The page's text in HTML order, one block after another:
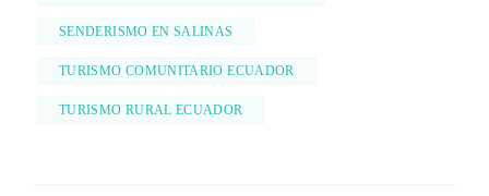
SENDERISMO EN SALINAS
TURISMO COMUNITARIO ECUADOR
TURISMO RURAL ECUADOR